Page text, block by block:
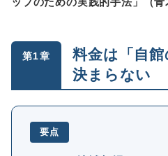
第1章
料金は「自
決まらない
要点